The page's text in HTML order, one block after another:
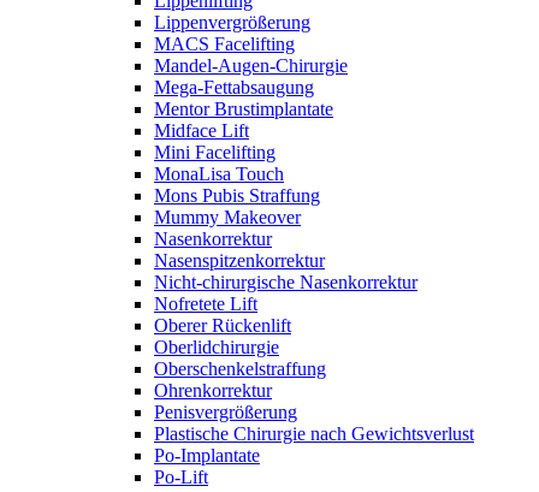
Lippenvergrößerung
MACS Facelifting
Mandel-Augen-Chirurgie
Mega-Fettabsaugung
Mentor Brustimplantate
Midface Lift
Mini Facelifting
MonaLisa Touch
Mons Pubis Straffung
Mummy Makeover
Nasenkorrektur
Nasenspitzenkorrektur
Nicht-chirurgische Nasenkorrektur
Nofretete Lift
Oberer Rückenlift
Oberlidchirurgie
Oberschenkelstraffung
Ohrenkorrektur
Penisvergrößerung
Plastische Chirurgie nach Gewichtsverlust
Po-Implantate
Po-Lift